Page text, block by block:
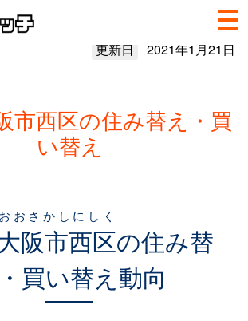
更新日 2021年1月21日
市西区の住み替え・買
い替え
阪市西区
おおさかしにしく
の住み替
買い替え動向